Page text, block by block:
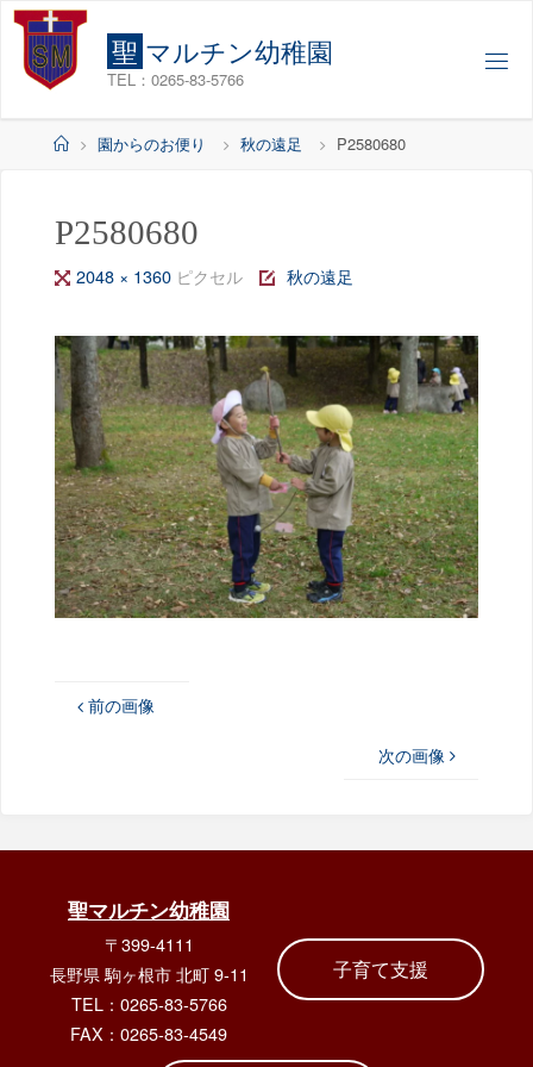
コ
聖 マルチン幼稚園
TEL：0265-83-5766
ホ
園からのお便り 秋の遠足 P2580680
P2580680
フ
サ
イ
ズ
2048 × 1360 ピクセル 秋の遠足
前の画像
次の画像
聖マルチン幼稚園
〒399-4111
長野県 駒ヶ根市 北町 9-11
TEL：0265-83-5766
FAX：0265-83-4549
子育て支援